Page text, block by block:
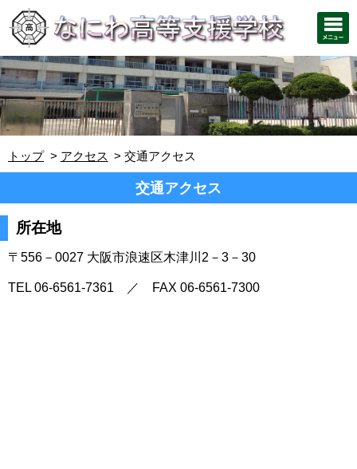
トップ アクセス 交通アクセス
交通アクセス
所在地
〒556－0027 大阪市浪速区木津川2－3－30
TEL 06-6561-7361 ／ FAX 06-6561-7300